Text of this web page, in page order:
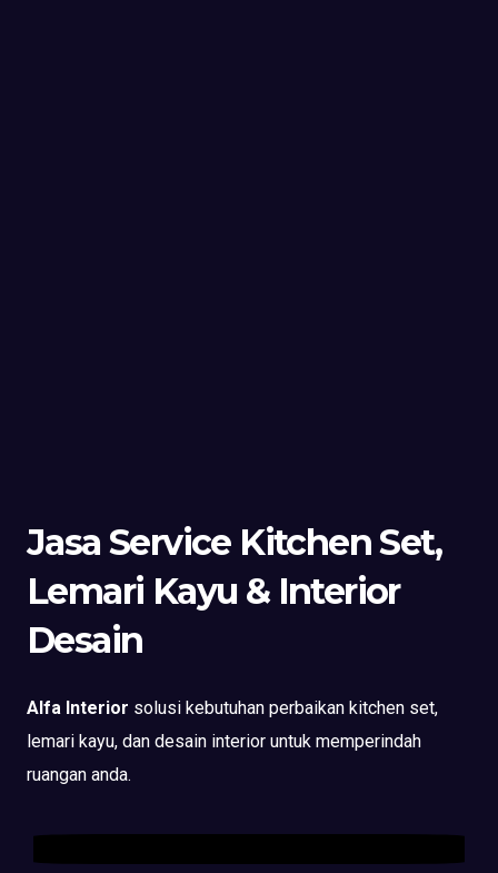
Jasa Service Kitchen Set,
Lemari Kayu & Interior
Desain
Alfa Interior solusi kebutuhan perbaikan kitchen set,
lemari kayu, dan desain interior untuk memperindah
ruangan anda.